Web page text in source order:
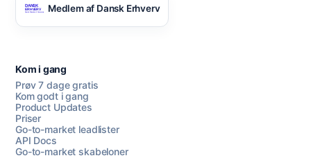
Medlem af Dansk Erhverv
Kom i gang
Prøv 7 dage gratis
Kom godt i gang
Product Updates
Priser
Go-to-market leadlister
API Docs
Go-to-market skabeloner